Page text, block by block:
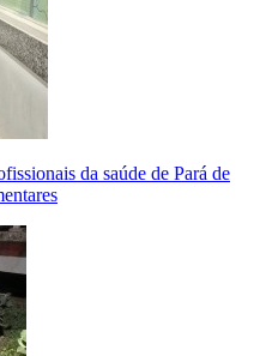
da saúde de Pará de